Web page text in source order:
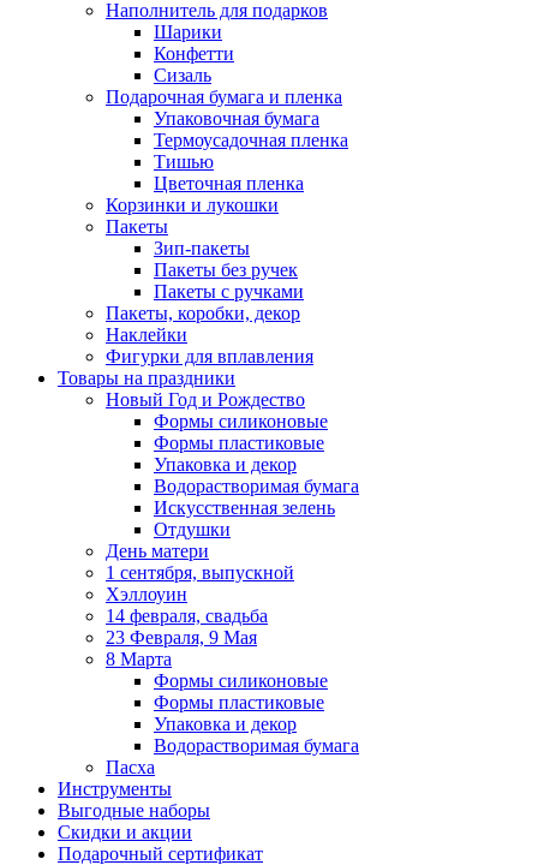
Наполнитель для подарков
Шарики
Конфетти
Сизаль
Подарочная бумага и пленка
Упаковочная бумага
Термоусадочная пленка
Тишью
Цветочная пленка
Корзинки и лукошки
Пакеты
Зип-пакеты
Пакеты без ручек
Пакеты с ручками
Пакеты, коробки, декор
Наклейки
Фигурки для вплавления
Товары на праздники
Новый Год и Рождество
Формы силиконовые
Формы пластиковые
Упаковка и декор
Водорастворимая бумага
Искусственная зелень
Отдушки
День матери
1 сентября, выпускной
Хэллоуин
14 февраля, свадьба
23 Февраля, 9 Мая
8 Марта
Формы силиконовые
Формы пластиковые
Упаковка и декор
Водорастворимая бумага
Пасха
Инструменты
Выгодные наборы
Скидки и акции
Подарочный сертификат